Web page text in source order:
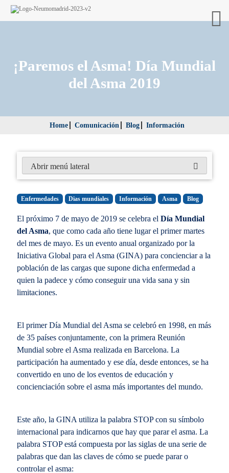
¡Paremos el Asma! Día Mundial
del Asma 2019
Home Comunicación Blog Información
Enfermedades Dias mundiales Información Asma Blog
El próximo 7 de mayo de 2019 se celebra el Día Mundial
del Asma, que como cada año tiene lugar el primer martes
del mes de mayo. Es un evento anual organizado por la
Iniciativa Global para el Asma (GINA) para concienciar a la
población de las cargas que supone dicha enfermedad a
quien la padece y cómo conseguir una vida sana y sin
limitaciones.
El primer Día Mundial del Asma se celebró en 1998, en más
de 35 países conjuntamente, con la primera Reunión
Mundial sobre el Asma realizada en Barcelona. La
participación ha aumentado y ese día, desde entonces, se ha
convertido en uno de los eventos de educación y
concienciación sobre el asma más importantes del mundo.
Este año, la GINA utiliza la palabra STOP con su símbolo
internacional para indicarnos que hay que parar el asma. La
palabra STOP está compuesta por las siglas de una serie de
palabras que dan las claves de cómo se puede parar o
controlar el asma:
Abrir menú lateral